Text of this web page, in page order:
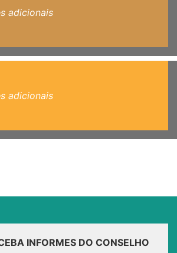
adicionais
adicionais
INFORMES DO CONSELHO